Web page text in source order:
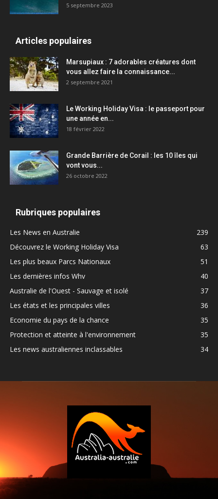
5 septembre 2023
Articles populaires
Marsupiaux : 7 adorables créatures dont
vous allez faire la connaissance...
2 septembre 2021
Le Working Holiday Visa : le passeport pour
une année en...
18 février 2022
Grande Barrière de Corail : les 10 îles qui
vont vous...
26 octobre 2022
Rubriques populaires
Les News en Australie
239
Découvrez le Working Holiday Visa
63
Les plus beaux Parcs Nationaux
51
Les dernières infos Whv
40
Australie de l'Ouest - Sauvage et isolé
37
Les états et les principales villes
36
Economie du pays de la chance
35
Protection et atteinte à l'environnement
35
Les news australiennes inclassables
34